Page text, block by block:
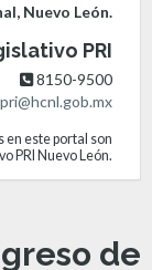
Nuevo León.
PRI
8150-9500
en este portal son
PRI Nuevo León.
de